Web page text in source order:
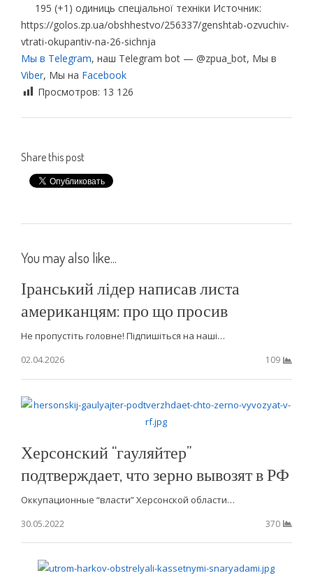
195 (+1) одиниць спеціальної техніки Источник:
https://golos.zp.ua/obshhestvo/256337/genshtab-ozvuchiv-
vtrati-okupantiv-na-26-sichnja
Мы в Telegram, наш Telegram bot — @zpua_bot, Мы в
Viber, Мы на Facebook
Просмотров: 13 126
Share this post
You may also like...
Іранський лідер написав листа
американцям: про що просив
Не пропустіть головне! Підпишіться на наші…
02.04.2026
109
Херсонский “гауляйтер”
подтверждает, что зерно вывозят в РФ
Оккупационные “власти” Херсонской области…
30.05.2022
370